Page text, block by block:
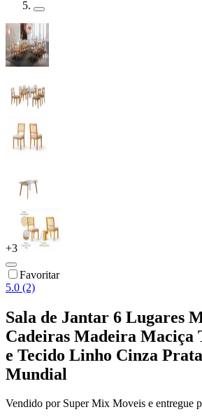
+3
Favoritar
5.0 (2)
Sala de Jantar 6 Lugares
Cadeiras Madeira Maciça
e Tecido Linho Cinza
Mundial
Vendido por Super Mix Moveis e entregue